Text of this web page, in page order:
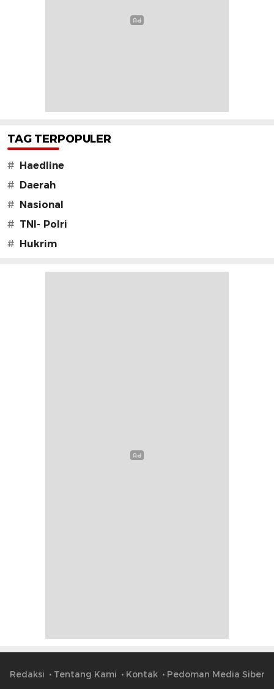
TAG TERPOPULER
# Haedline
# Daerah
# Nasional
# TNI- Polri
# Hukrim
Redaksi Tentang Kami Kontak Pedoman Media Siber